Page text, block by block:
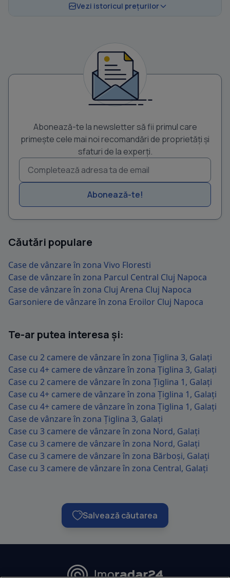
Vezi istoricul prețurilor
Abonează-te la newsletter să fii primul care
primește cele mai noi recomandări de proprietăți și
sfaturi de la experți.
Abonează-te!
Căutări populare
Case de vânzare în zona Vivo Floresti
Case de vânzare în zona Parcul Central Cluj Napoca
Case de vânzare în zona Cluj Arena Cluj Napoca
Garsoniere de vânzare în zona Eroilor Cluj Napoca
Te-ar putea interesa și:
Case cu 2 camere de vânzare în zona Țiglina 3, Galați
Case cu 4+ camere de vânzare în zona Țiglina 3, Galați
Case cu 2 camere de vânzare în zona Țiglina 1, Galați
Case cu 4+ camere de vânzare în zona Țiglina 1, Galați
Case cu 4+ camere de vânzare în zona Țiglina 1, Galați
Case de vânzare în zona Țiglina 3, Galați
Case cu 3 camere de vânzare în zona Nord, Galați
Case cu 3 camere de vânzare în zona Nord, Galați
Case cu 3 camere de vânzare în zona Bărboși, Galați
Case cu 3 camere de vânzare în zona Central, Galați
Salvează căutarea